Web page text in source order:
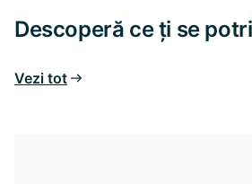
Descoperă ce ți se
Vezi tot